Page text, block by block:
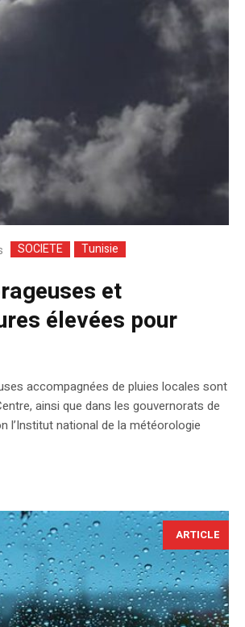
SOCIETE Tunisie
et
élevées pour
accompagnées de pluies locales sont
ainsi que dans les gouvernorats de
l’Institut national de la météorologie
ARTICLE